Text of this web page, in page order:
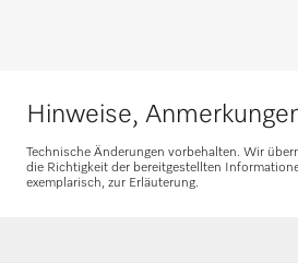
Hinweise,
Technische Änderungen vorbehalten. Wir
die Richtigkeit der bereitgestellten
exemplarisch, zur Erläuterung.